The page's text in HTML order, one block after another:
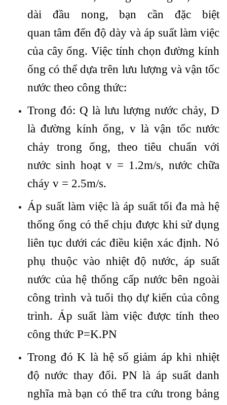
dài đầu nong, bạn cần đặc biệt
quan tâm đến độ dày và áp suất làm việc
của cây ống. Việc tính chọn đường kính
ống có thể dựa trên lưu lượng và vận tốc
nước theo công thức:
Trong đó: Q là lưu lượng nước chảy, D
là đường kính ống, v là vận tốc nước
chảy trong ống, theo tiêu chuẩn với
nước sinh hoạt v = 1.2m/s, nước chữa
cháy v = 2.5m/s.
Áp suất làm việc là áp suất tối đa mà hệ
thống ống có thể chịu được khi sử dụng
liên tục dưới các điều kiện xác định. Nó
phụ thuộc vào nhiệt độ nước, áp suất
nước của hệ thống cấp nước bên ngoài
công trình và tuổi thọ dự kiến của công
trình. Áp suất làm việc được tính theo
công thức P=K.PN
Trong đó K là hệ số giảm áp khi nhiệt
độ nước thay đổi. PN là áp suất danh
nghĩa mà bạn có thể tra cứu trong bảng